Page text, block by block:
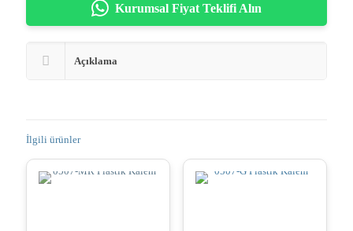
Kurumsal Fiyat Teklifi Alın
Açıklama
İlgili ürünler